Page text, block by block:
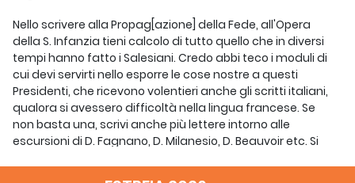
Nello scrivere alla Propag[azione] della Fede, all'Opera
della S. Infanzia tieni calcolo di tutto quello che in diversi
tempi hanno fatto i Salesiani. Credo abbi teco i moduli di
cui devi servirti nello esporre le cose nostre a questi
Presidenti, che ricevono volentieri anche gli scritti italiani,
qualora si avessero difficoltà nella lingua francese. Se
non basta una, scrivi anche più lettere intorno alle
escursioni di D. Fagnano, D. Milanesio, D. Beauvoir etc. Si